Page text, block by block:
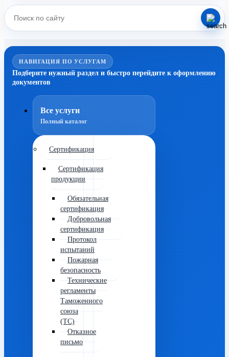
НАВИГАЦИЯ ПО УСЛУГАМ
Подберите нужный раздел и быстро перейдите к оформлению
документов
Все услуги
Полный каталог
Сертификация
Сертификация
продукции
Обязательная
сертификация
Добровольная
сертификация
Протокол
испытаний
Пожарная
безопасность
Технические
регламенты
Таможенного
союза
(ТС)
Отказное
письмо